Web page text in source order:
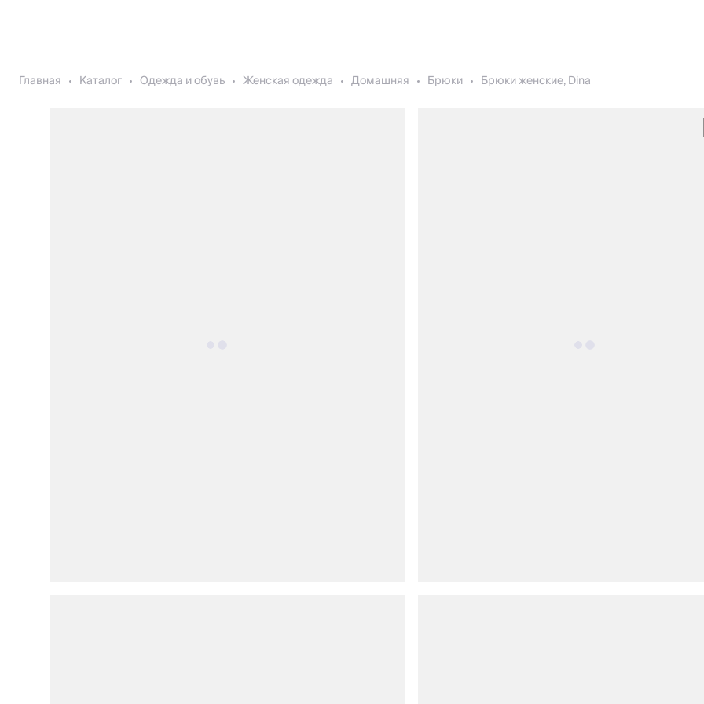
Главная Каталог Одежда и обувь Женская одежда Домашняя Брюки Брюки женские, Dina